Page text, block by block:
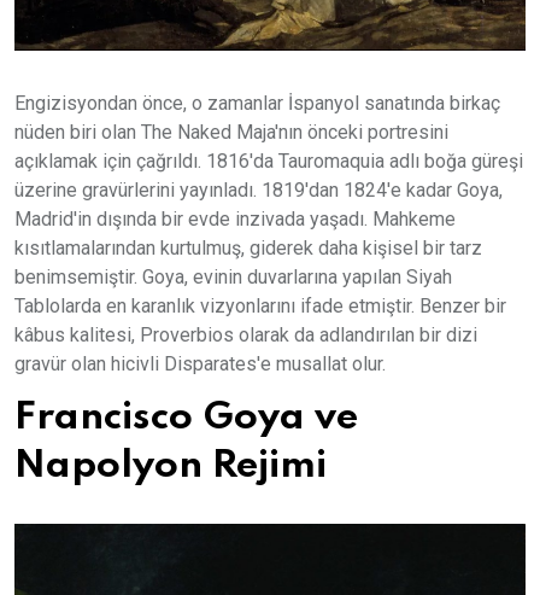
Engizisyondan önce, o zamanlar İspanyol sanatında birkaç
nüden biri olan The Naked Maja'nın önceki portresini
açıklamak için çağrıldı. 1816'da Tauromaquia adlı boğa güreşi
üzerine gravürlerini yayınladı. 1819'dan 1824'e kadar Goya,
Madrid'in dışında bir evde inzivada yaşadı. Mahkeme
kısıtlamalarından kurtulmuş, giderek daha kişisel bir tarz
benimsemiştir. Goya, evinin duvarlarına yapılan Siyah
Tablolarda en karanlık vizyonlarını ifade etmiştir. Benzer bir
kâbus kalitesi, Proverbios olarak da adlandırılan bir dizi
gravür olan hicivli Disparates'e musallat olur.
Francisco Goya ve
Napolyon Rejimi